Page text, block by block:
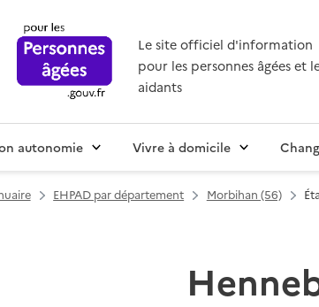
Le site officiel d'information
pour les personnes âgées et
aidants
autonomie Vivre à domicile
EHPAD par département Morbihan (56)